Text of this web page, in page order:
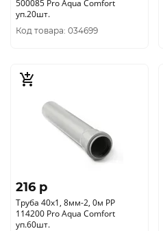
500085 Pro Aqua Comfort
уп.20шт.
Код товара: 034699
216 p
Труба 40х1, 8мм-2, 0м РР
114200 Pro Aqua Comfort
уп.60шт.